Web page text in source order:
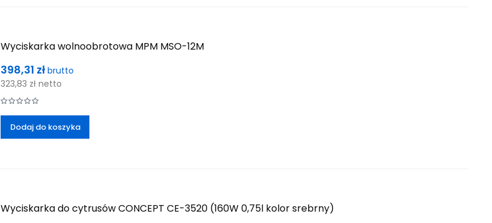
Wyciskarka wolnoobrotowa MPM MSO-12M
Cena
398,31 złbrutto
323,83 zł netto
Dodaj do koszyka
Wyciskarka do cytrusów CONCEPT CE-3520 (160W 0,75l kolor srebrny)